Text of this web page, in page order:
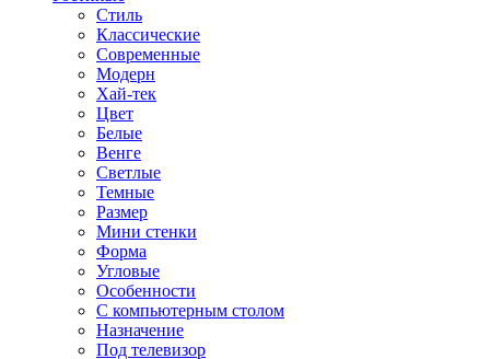
Стиль
Классические
Современные
Модерн
Хай-тек
Цвет
Белые
Венге
Светлые
Темные
Размер
Мини стенки
Форма
Угловые
Особенности
С компьютерным столом
Назначение
Под телевизор